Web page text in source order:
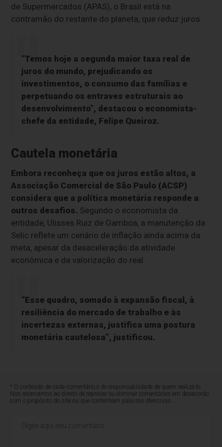
de Supermercados (APAS), o Brasil está na
contramão do restante do planeta, que reduz juros.
“Temos hoje a segunda maior taxa real de
juros do mundo, prejudicando os
investimentos, o consumo das famílias e
perpetuando os entraves estruturais ao
desenvolvimento”, destacou o economista-
chefe da entidade, Felipe Queiroz.
Cautela monetária
Embora reconheça que os juros estão altos, a
Associação Comercial de São Paulo (ACSP)
considera que a política monetária responde a
outros desafios. Segundo o economista da
entidade, Ulisses Ruiz de Gamboa, a manutenção da
Selic reflete um cenário de inflação ainda acima da
meta, apesar da desaceleração da atividade
econômica e da valorização do real.
“Esse quadro, somado à expansão fiscal, à
resiliência do mercado de trabalho e às
incertezas externas, justifica uma postura
monetária cautelosa”, justificou.
* O conteúdo de cada comentário é de responsabilidade de quem realizá-lo.
Nos reservamos ao direito de reprovar ou eliminar comentários em desacordo
com o propósito do site ou que contenham palavras ofensivas.